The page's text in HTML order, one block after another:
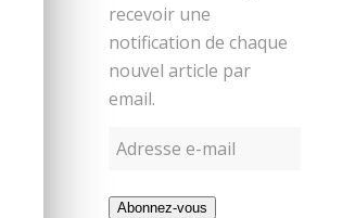
recevoir une
notification de chaque
nouvel article par
email.
Abonnez-vous